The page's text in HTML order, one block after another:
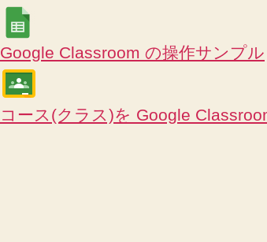
Google Classroom の操作サンプル
コース(クラス)を Google